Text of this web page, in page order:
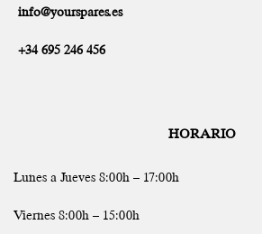
info@yourspares.es
+34 695 246 456
HORARIO
Lunes a Jueves 8:00h – 17:00h
Viernes 8:00h – 15:00h